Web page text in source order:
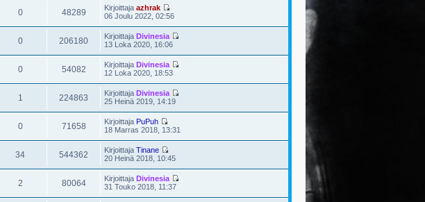
0 48289 Kirjoittaja azhrak
06 Joulu 2022, 02:56
0 206180 Kirjoittaja Divinesia
13 Loka 2020, 16:06
0 54082 Kirjoittaja Divinesia
12 Loka 2020, 18:53
1 224863 Kirjoittaja Divinesia
25 Heinä 2019, 14:19
0 71658 Kirjoittaja PuPuh
18 Marras 2018, 13:31
34 544362 Kirjoittaja Tinane
20 Heinä 2018, 10:45
2 80064 Kirjoittaja Divinesia
31 Touko 2018, 11:37